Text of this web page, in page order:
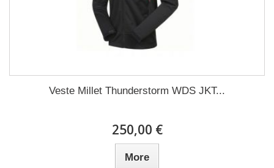
Veste Millet Thunderstorm WDS JKT...
250,00 €
More